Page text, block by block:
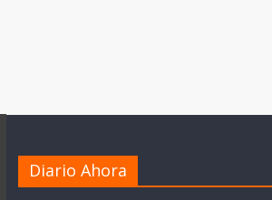
Diario Ahora